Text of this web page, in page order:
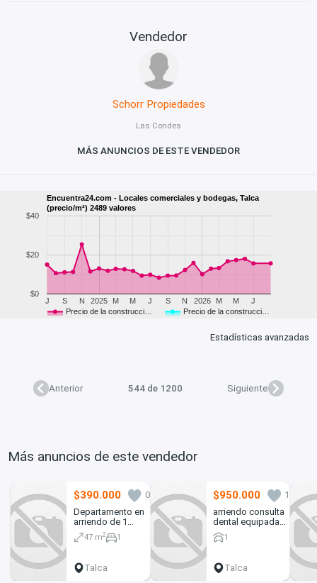
Vendedor
Schorr Propiedades
Las Condes
MÁS ANUNCIOS DE ESTE VENDEDOR
Encuentra24.com - Locales comerciales y bodegas, Talca
(precio/m²) 2489 valores
Precio de la construcci… Precio de la construcci…
2025 2026
J S N M M J S N M M J
$0
$20
$40
Estadísticas avanzadas
Anterior 544 de 1200 Siguiente
Más anuncios de este vendedor
$390.000
0
Departamento en
arriendo de 1
dorm. Alameda en
Talca
47 m2 1
Talca
$950.000
1
arriendo consulta
dental equipada
completa con 2
sillones.
1
Talca